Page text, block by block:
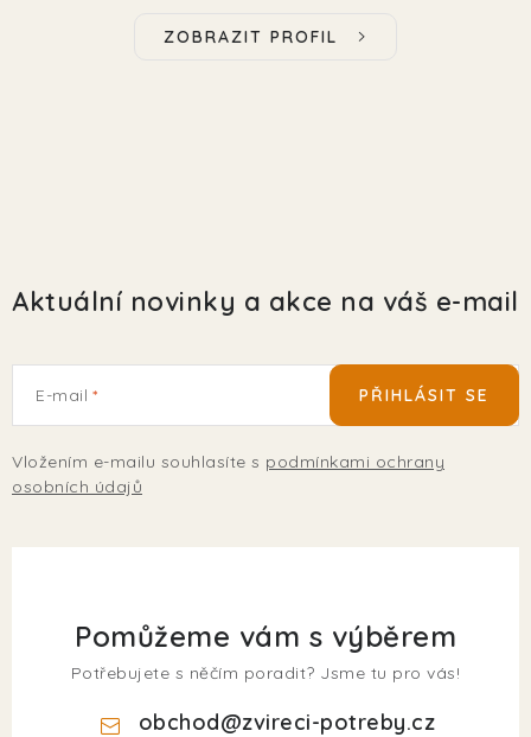
ZOBRAZIT PROFIL
Aktuální novinky a akce na váš e-mail
E-mail
Vložením e-mailu souhlasíte s podmínkami ochrany
osobních údajů
PŘIHLÁSIT SE
Pomůžeme vám s výběrem
Potřebujete s něčím poradit? Jsme tu pro vás!
obchod@zvireci-potreby.cz